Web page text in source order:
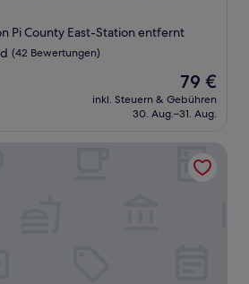
Pi County East-Station entfernt
(42 Bewertungen)
Der
Preis
beträgt
79 €
inkl. Steuern & Gebühren
30. Aug.–31. Aug.